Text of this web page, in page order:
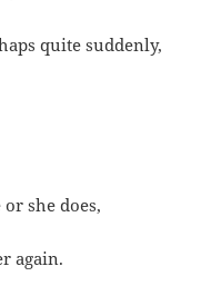
quite suddenly,
she does,
again.